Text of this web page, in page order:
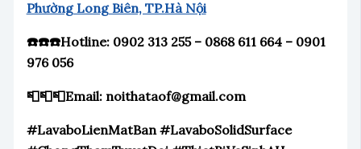
Phường Long Biên, TP.Hà Nội
☎️☎️☎️Hotline: 0902 313 255 – 0868 611 664 – 0901
976 056
📮📮📮Email: noithataof@gmail.com
#LavaboLienMatBan #LavaboSolidSurface